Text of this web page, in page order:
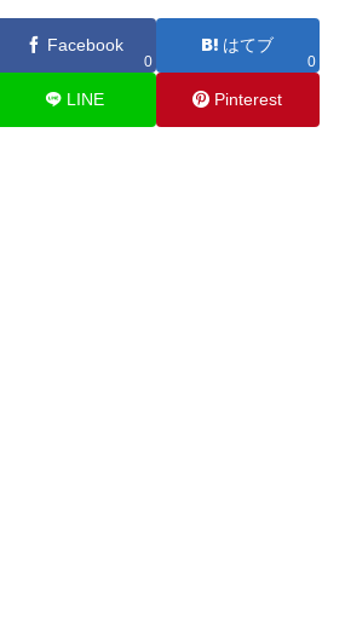
Facebook
0
はてブ
0
LINE Pinterest